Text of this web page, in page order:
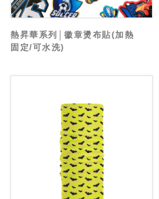
熱昇華系列│徽章燙布貼(加熱
固定/可水洗)